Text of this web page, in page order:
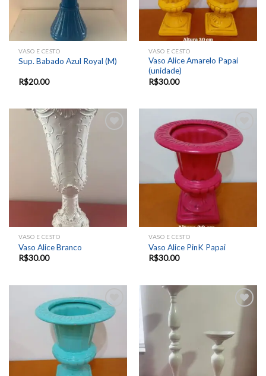
VASO E CESTO
Sup. Babado Azul Royal (M)
R$20.00
VASO E CESTO
Vaso Alice Amarelo Papai
(unidade)
R$30.00
VASO E CESTO
Vaso Alice Branco
R$30.00
Add to
wishlist
VASO E CESTO
Vaso Alice PinK Papai
R$30.00
Add to
wishlist